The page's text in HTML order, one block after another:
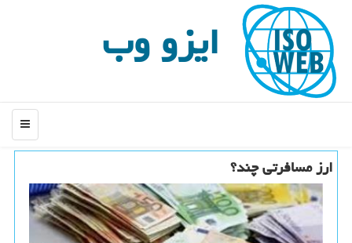
ایزو وب
منو
ارز مسافرتی چند؟